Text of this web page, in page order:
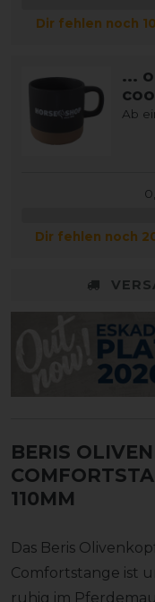
Dir fehlen noch
...
Ab
Dir fehlen noch
BERIS
110MM
Das Beris
Comfortstange ist
ruhig im